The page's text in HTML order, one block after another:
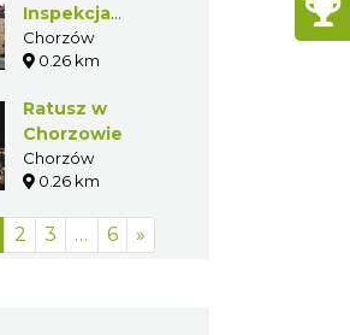
Inspekcja
Górnicza w
Chorzowie
Chorzów
0.26 km
Ratusz w
Chorzowie
Chorzów
0.26 km
2 3 … 6 »